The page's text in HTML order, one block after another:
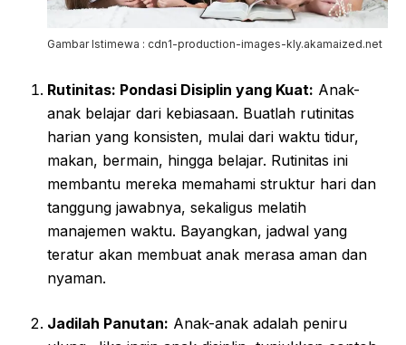
Gambar Istimewa : cdn1-production-images-kly.akamaized.net
Rutinitas: Pondasi Disiplin yang Kuat: Anak-
anak belajar dari kebiasaan. Buatlah rutinitas
harian yang konsisten, mulai dari waktu tidur,
makan, bermain, hingga belajar. Rutinitas ini
membantu mereka memahami struktur hari dan
tanggung jawabnya, sekaligus melatih
manajemen waktu. Bayangkan, jadwal yang
teratur akan membuat anak merasa aman dan
nyaman.
Jadilah Panutan: Anak-anak adalah peniru